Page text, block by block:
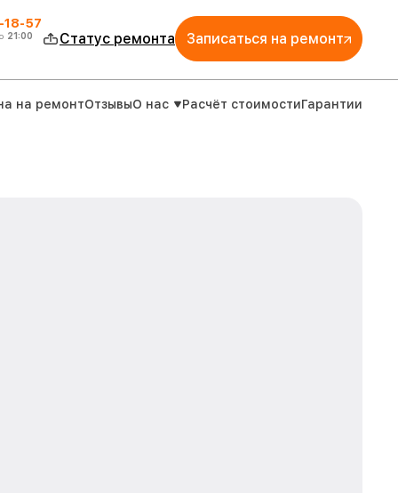
18-57
21:00 Статус ремонта Записаться на ремонт
на ремонтОтзывыО нас Расчёт стоимостиГарантии